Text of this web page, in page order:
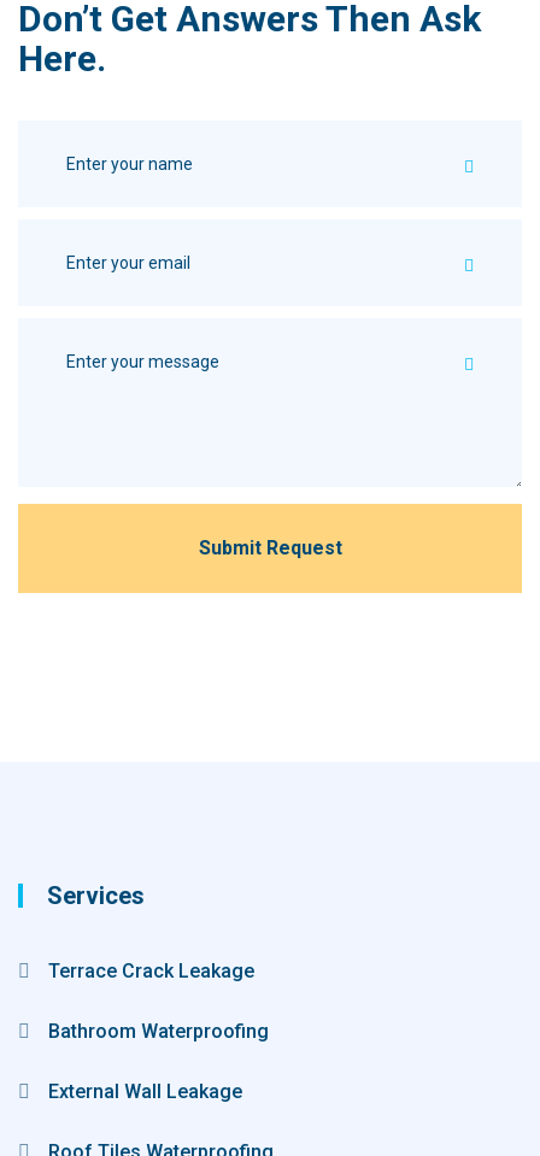
Don’t Get Answers Then Ask
Here.
Services
Terrace Crack Leakage
Bathroom Waterproofing
External Wall Leakage